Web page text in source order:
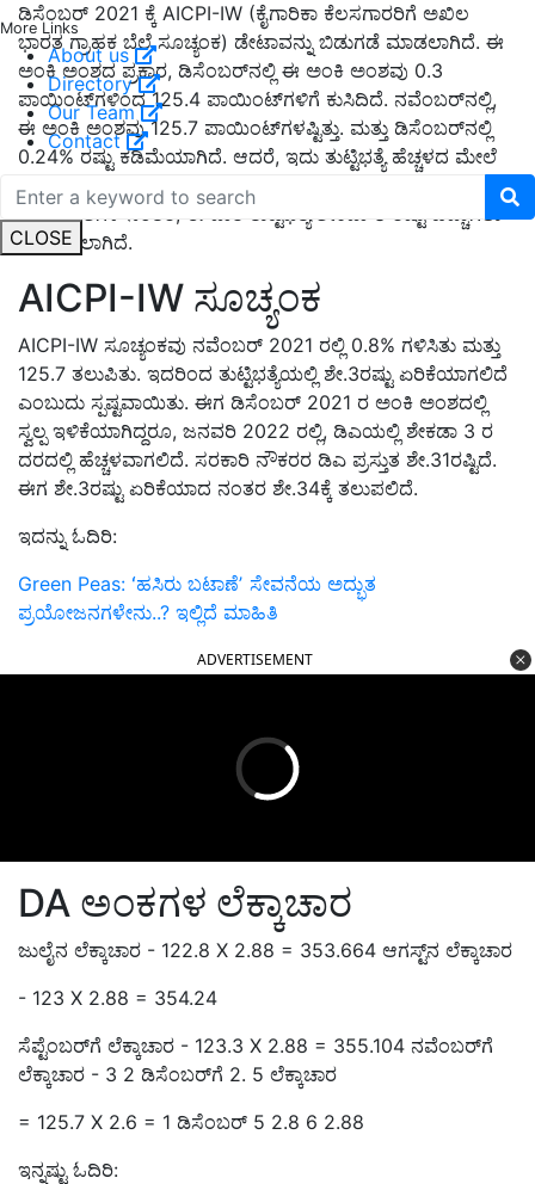
More Links
About us
Directory
Our Team
Contact
CLOSE
ಡಿಸೆಂಬರ್ 2021 ಕ್ಕೆ AICPI-IW (ಕೈಗಾರಿಕಾ ಕೆಲಸಗಾರರಿಗೆ ಅಖಿಲ
ಭಾರತ ಗ್ರಾಹಕ ಬೆಲೆ ಸೂಚ್ಯಂಕ) ಡೇಟಾವನ್ನು ಬಿಡುಗಡೆ ಮಾಡಲಾಗಿದೆ. ಈ
ಅಂಕಿ ಅಂಶದ ಪ್ರಕಾರ, ಡಿಸೆಂಬರ್‌ನಲ್ಲಿ ಈ ಅಂಕಿ ಅಂಶವು 0.3
ಪಾಯಿಂಟ್‌ಗಳಿಂದ 125.4 ಪಾಯಿಂಟ್‌ಗಳಿಗೆ ಕುಸಿದಿದೆ. ನವೆಂಬರ್‌ನಲ್ಲಿ,
ಈ ಅಂಕಿ ಅಂಶವು 125.7 ಪಾಯಿಂಟ್‌ಗಳಷ್ಟಿತ್ತು. ಮತ್ತು ಡಿಸೆಂಬರ್‌ನಲ್ಲಿ
0.24% ರಷ್ಟು ಕಡಿಮೆಯಾಗಿದೆ. ಆದರೆ, ಇದು ತುಟ್ಟಿಭತ್ಯೆ ಹೆಚ್ಚಳದ ಮೇಲೆ
ಪರಿಣಾಮ ಬೀರಿಲ್ಲ. ಕಾರ್ಮಿಕ ಸಚಿವಾಲಯದ ಎಐಸಿಪಿಐ ಐಡಬ್ಲ್ಯು
ಅಂಕಿಅಂಶಗಳ ನಂತರ, ಈ ಬಾರಿ ತುಟ್ಟಿಭತ್ಯೆ ಶೇಕಡಾ 3 ರಷ್ಟು ಹೆಚ್ಚಾಗಲು
ನಿರ್ಧರಿಸಲಾಗಿದೆ.
AICPI-IW ಸೂಚ್ಯಂಕ
AICPI-IW ಸೂಚ್ಯಂಕವು ನವೆಂಬರ್ 2021 ರಲ್ಲಿ 0.8% ಗಳಿಸಿತು ಮತ್ತು
125.7 ತಲುಪಿತು. ಇದರಿಂದ ತುಟ್ಟಿಭತ್ಯೆಯಲ್ಲಿ ಶೇ.3ರಷ್ಟು ಏರಿಕೆಯಾಗಲಿದೆ
ಎಂಬುದು ಸ್ಪಷ್ಟವಾಯಿತು. ಈಗ ಡಿಸೆಂಬರ್ 2021 ರ ಅಂಕಿ ಅಂಶದಲ್ಲಿ
ಸ್ವಲ್ಪ ಇಳಿಕೆಯಾಗಿದ್ದರೂ, ಜನವರಿ 2022 ರಲ್ಲಿ, ಡಿಎಯಲ್ಲಿ ಶೇಕಡಾ 3 ರ
ದರದಲ್ಲಿ ಹೆಚ್ಚಳವಾಗಲಿದೆ. ಸರಕಾರಿ ನೌಕರರ ಡಿಎ ಪ್ರಸ್ತುತ ಶೇ.31ರಷ್ಟಿದೆ.
ಈಗ ಶೇ.3ರಷ್ಟು ಏರಿಕೆಯಾದ ನಂತರ ಶೇ.34ಕ್ಕೆ ತಲುಪಲಿದೆ.
ಇದನ್ನು ಓದಿರಿ:
Green Peas: ʻಹಸಿರು ಬಟಾಣೆʼ ಸೇವನೆಯ ಅದ್ಭುತ
ಪ್ರಯೋಜನಗಳೇನು..? ಇಲ್ಲಿದೆ ಮಾಹಿತಿ
ADVERTISEMENT
DA ಅಂಕಗಳ ಲೆಕ್ಕಾಚಾರ
ಜುಲೈನ ಲೆಕ್ಕಾಚಾರ - 122.8 X 2.88 = 353.664 ಆಗಸ್ಟ್‌ನ ಲೆಕ್ಕಾಚಾರ
- 123 X 2.88 = 354.24
ಸೆಪ್ಟೆಂಬರ್‌ಗೆ ಲೆಕ್ಕಾಚಾರ - 123.3 X 2.88 = 355.104 ನವೆಂಬರ್‌ಗೆ
ಲೆಕ್ಕಾಚಾರ - 3 2 ಡಿಸೆಂಬರ್‌ಗೆ 2. 5 ಲೆಕ್ಕಾಚಾರ
= 125.7 X 2.6 = 1 ಡಿಸೆಂಬರ್ 5 2.8 6 2.88
ಇನ್ನಷ್ಟು ಓದಿರಿ: